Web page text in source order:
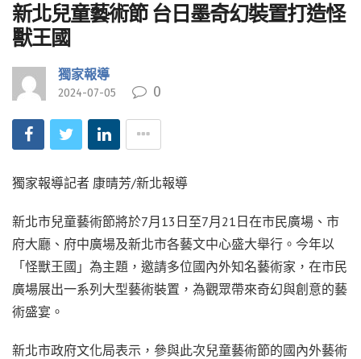
新北兒童藝術節 台日墨奇幻裝置打造怪
獸王國
獨家報導
2024-07-05 0
獨家報導記者 康晴芳/新北報導
新北市兒童藝術節將於7月13日至7月21日在市民廣場、市
府大廳、府中廣場及新北市各藝文中心盛大舉行。今年以
「怪獸王國」為主題，邀請多位國內外知名藝術家，在市民
廣場展出一系列大型藝術裝置，為觀眾帶來奇幻與創意的藝
術盛宴。
新北市政府文化局表示，參與此次兒童藝術節的國內外藝術